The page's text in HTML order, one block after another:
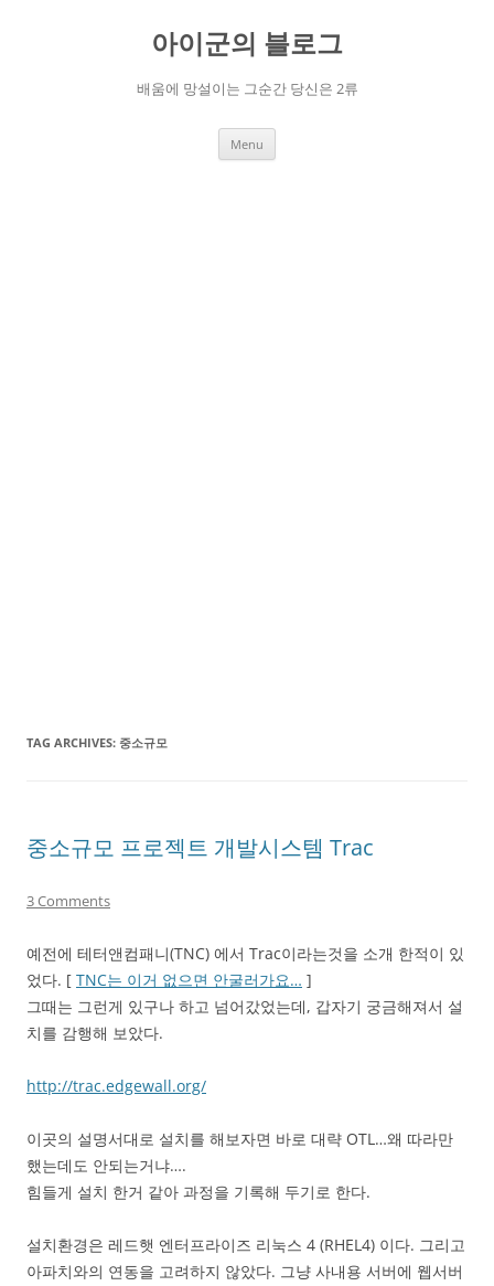
아이군의 블로그
배움에 망설이는 그순간 당신은 2류
Menu
TAG ARCHIVES: 중소규모
중소규모 프로젝트 개발시스템 Trac
3 Comments
예전에 테터앤컴패니(TNC) 에서 Trac이라는것을 소개 한적이 있
었다. [ TNC는 이거 없으면 안굴러가요… ]
그때는 그런게 있구나 하고 넘어갔었는데, 갑자기 궁금해져서 설
치를 감행해 보았다.
http://trac.edgewall.org/
이곳의 설명서대로 설치를 해보자면 바로 대략 OTL…왜 따라만
했는데도 안되는거냐….
힘들게 설치 한거 같아 과정을 기록해 두기로 한다.
설치환경은 레드햇 엔터프라이즈 리눅스 4 (RHEL4) 이다. 그리고
아파치와의 연동을 고려하지 않았다. 그냥 사내용 서버에 웹서버